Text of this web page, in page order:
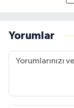
Yorumlar